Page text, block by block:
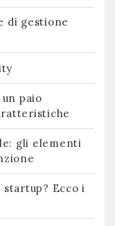
di gestione
paio
gli elementi
startup? Ecco i